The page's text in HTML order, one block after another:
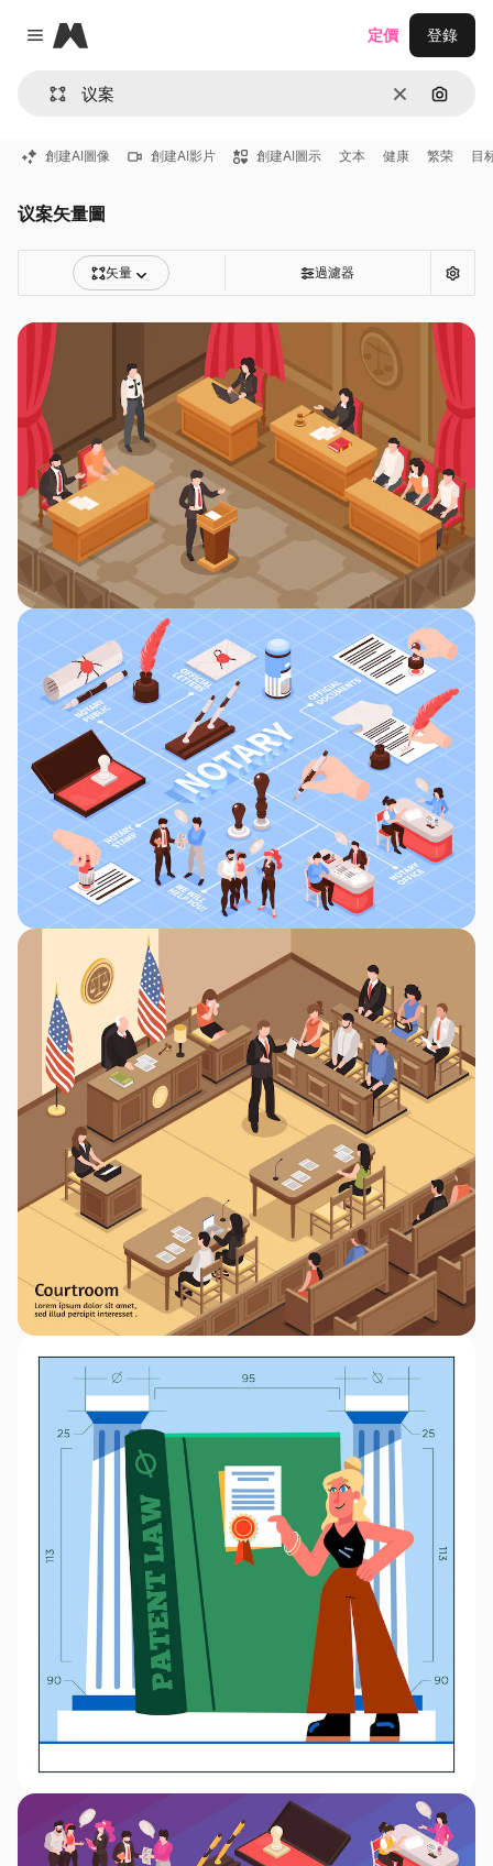
Close menu
Magnific
清除 通過圖
定價 登錄
創建AI圖像 創建AI影片 創建AI圖示 文本 健康 繁荣 目
议案矢量圖
矢量 過濾器